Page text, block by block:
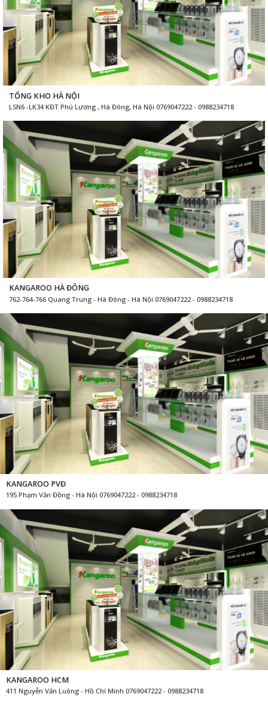
TỔNG KHO HÀ NỘI
LSN6 -LK34 KĐT Phú Lương , Hà Đông, Hà Nội 0769047222 - 0988234718
KANGAROO HÀ ĐÔNG
762-764-766 Quang Trung - Hà Đông - Hà Nội 0769047222 - 0988234718
KANGAROO PVĐ
195 Phạm Văn Đồng - Hà Nội 0769047222 - 0988234718
KANGAROO HCM
411 Nguyễn Văn Luông - Hồ Chí Minh 0769047222 - 0988234718